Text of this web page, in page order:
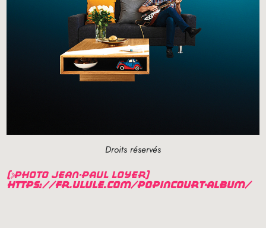
Droits réservés
(photo jean-paul loyer)
https://fr.ulule.com/popincourt-album/